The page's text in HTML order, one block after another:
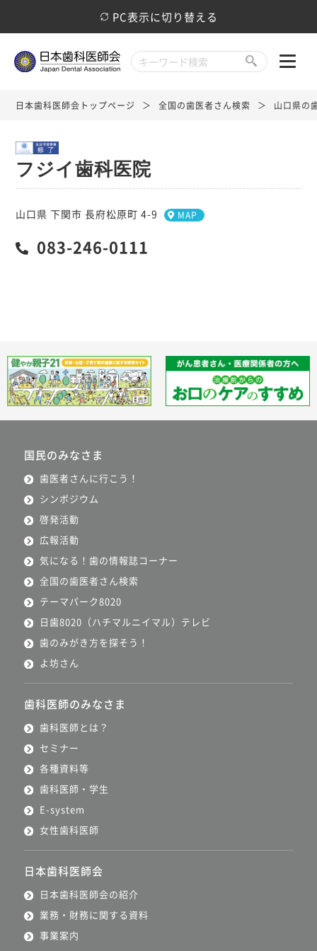
PC表示に切り替える
日本歯科医師会トップページ 全国の歯医者さん検索 山口県の
フジイ歯科医院
山口県 下関市 長府松原町 4-9 MAP
083-246-0111
国民のみなさま
歯医者さんに行こう！
シンポジウム
啓発活動
広報活動
気になる！歯の情報誌コーナー
全国の歯医者さん検索
テーマパーク8020
日歯8020（ハチマルニイマル）テレビ
歯のみがき方を探そう！
よ坊さん
歯科医師のみなさま
歯科医師とは？
セミナー
各種資料等
歯科医師・学生
E-system
女性歯科医師
日本歯科医師会
日本歯科医師会の紹介
業務・財務に関する資料
事業案内